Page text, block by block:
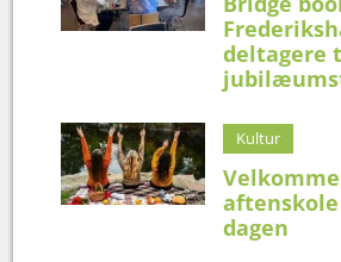
deltagere
Kultur
aftenskole
dagen